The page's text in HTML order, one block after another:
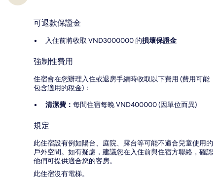
可退款保證金
入住前將收取 VND3000000 的損壞保證金
強制性費用
住宿會在您辦理入住或退房手續時收取以下費用 (費用可能
包含適用的稅金)：
清潔費： 每間住宿每晚 VND400000 (因單位而異)
規定
此住宿設有例如陽台、庭院、露台等可能不適合兒童使用的
戶外空間。如有疑慮，建議您在入住前與住宿方聯絡，確認
他們可提供適合您的客房。
此住宿沒有電梯。